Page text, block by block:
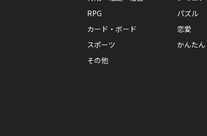
RPG
パズル
カード・ボード
恋愛
スポーツ
かんたん
その他